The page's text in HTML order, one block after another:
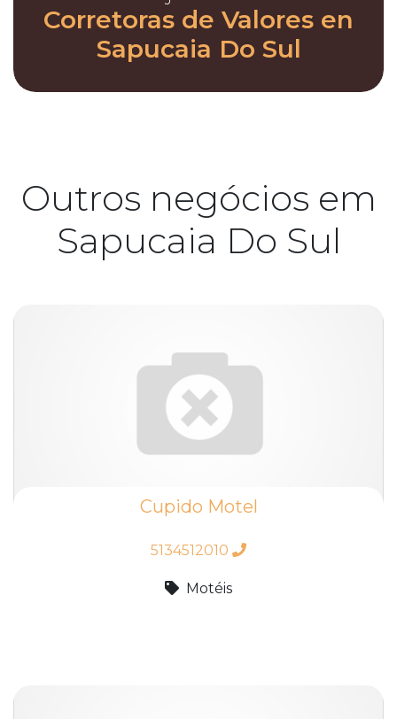
Corretoras de Valores en
Sapucaia Do Sul
Outros negócios em
Sapucaia Do Sul
Cupido Motel
5134512010
Motéis